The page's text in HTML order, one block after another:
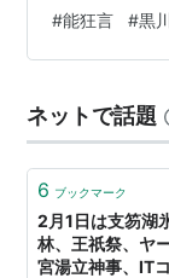
王祇会館で受
盃に入ったお
を大きな炉で
方の伝統料理
#能狂言 #黒
ネットで話題
6 ブックマーク
2月1日は支笏湖
林、王祇祭、ヤ
宮湯立神事、IT